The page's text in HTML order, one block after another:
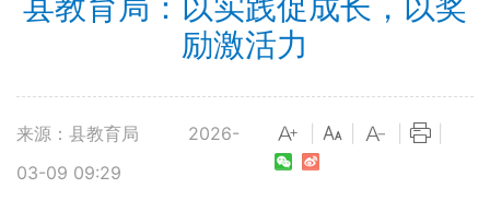
励激活力
来源：县教育局
2026-
03-09 09:29